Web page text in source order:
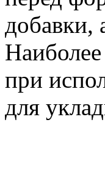
добавки,
при
для